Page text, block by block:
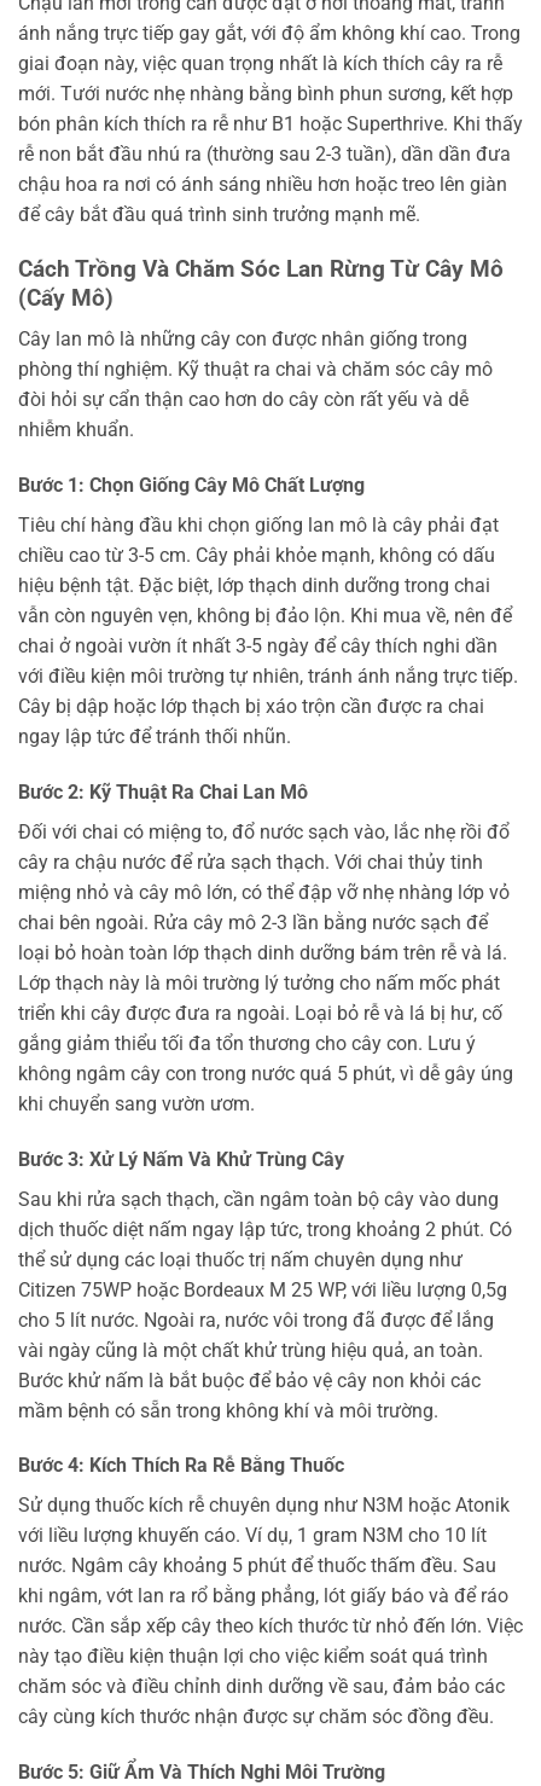
ánh nắng trực tiếp gay gắt, với độ ẩm không khí cao. Trong
giai đoạn này, việc quan trọng nhất là kích thích cây ra rễ
mới. Tưới nước nhẹ nhàng bằng bình phun sương, kết hợp
bón phân kích thích ra rễ như B1 hoặc Superthrive. Khi thấy
rễ non bắt đầu nhú ra (thường sau 2-3 tuần), dần dần đưa
chậu hoa ra nơi có ánh sáng nhiều hơn hoặc treo lên giàn
để cây bắt đầu quá trình sinh trưởng mạnh mẽ.
Cách Trồng Và Chăm Sóc Lan Rừng Từ Cây Mô
(Cấy Mô)
Cây lan mô là những cây con được nhân giống trong
phòng thí nghiệm. Kỹ thuật ra chai và chăm sóc cây mô
đòi hỏi sự cẩn thận cao hơn do cây còn rất yếu và dễ
nhiễm khuẩn.
Bước 1: Chọn Giống Cây Mô Chất Lượng
Tiêu chí hàng đầu khi chọn giống lan mô là cây phải đạt
chiều cao từ 3-5 cm. Cây phải khỏe mạnh, không có dấu
hiệu bệnh tật. Đặc biệt, lớp thạch dinh dưỡng trong chai
vẫn còn nguyên vẹn, không bị đảo lộn. Khi mua về, nên để
chai ở ngoài vườn ít nhất 3-5 ngày để cây thích nghi dần
với điều kiện môi trường tự nhiên, tránh ánh nắng trực tiếp.
Cây bị dập hoặc lớp thạch bị xáo trộn cần được ra chai
ngay lập tức để tránh thối nhũn.
Bước 2: Kỹ Thuật Ra Chai Lan Mô
Đối với chai có miệng to, đổ nước sạch vào, lắc nhẹ rồi đổ
cây ra chậu nước để rửa sạch thạch. Với chai thủy tinh
miệng nhỏ và cây mô lớn, có thể đập vỡ nhẹ nhàng lớp vỏ
chai bên ngoài. Rửa cây mô 2-3 lần bằng nước sạch để
loại bỏ hoàn toàn lớp thạch dinh dưỡng bám trên rễ và lá.
Lớp thạch này là môi trường lý tưởng cho nấm mốc phát
triển khi cây được đưa ra ngoài. Loại bỏ rễ và lá bị hư, cố
gắng giảm thiểu tối đa tổn thương cho cây con. Lưu ý
không ngâm cây con trong nước quá 5 phút, vì dễ gây úng
khi chuyển sang vườn ươm.
Bước 3: Xử Lý Nấm Và Khử Trùng Cây
Sau khi rửa sạch thạch, cần ngâm toàn bộ cây vào dung
dịch thuốc diệt nấm ngay lập tức, trong khoảng 2 phút. Có
thể sử dụng các loại thuốc trị nấm chuyên dụng như
Citizen 75WP hoặc Bordeaux M 25 WP, với liều lượng 0,5g
cho 5 lít nước. Ngoài ra, nước vôi trong đã được để lắng
vài ngày cũng là một chất khử trùng hiệu quả, an toàn.
Bước khử nấm là bắt buộc để bảo vệ cây non khỏi các
mầm bệnh có sẵn trong không khí và môi trường.
Bước 4: Kích Thích Ra Rễ Bằng Thuốc
Sử dụng thuốc kích rễ chuyên dụng như N3M hoặc Atonik
với liều lượng khuyến cáo. Ví dụ, 1 gram N3M cho 10 lít
nước. Ngâm cây khoảng 5 phút để thuốc thấm đều. Sau
khi ngâm, vớt lan ra rổ bằng phẳng, lót giấy báo và để ráo
nước. Cần sắp xếp cây theo kích thước từ nhỏ đến lớn. Việc
này tạo điều kiện thuận lợi cho việc kiểm soát quá trình
chăm sóc và điều chỉnh dinh dưỡng về sau, đảm bảo các
cây cùng kích thước nhận được sự chăm sóc đồng đều.
Bước 5: Giữ Ẩm Và Thích Nghi Môi Trường